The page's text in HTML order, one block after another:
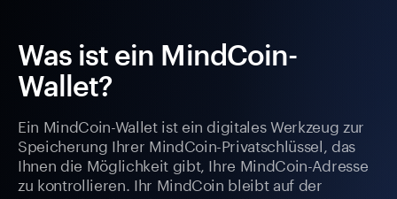
Was ist ein MindCoin-
Wallet?
Ein MindCoin-Wallet ist ein digitales Werkzeug zur
Speicherung Ihrer MindCoin-Privatschlüssel, das
Ihnen die Möglichkeit gibt, Ihre MindCoin-Adresse
zu kontrollieren. Ihr MindCoin bleibt auf der